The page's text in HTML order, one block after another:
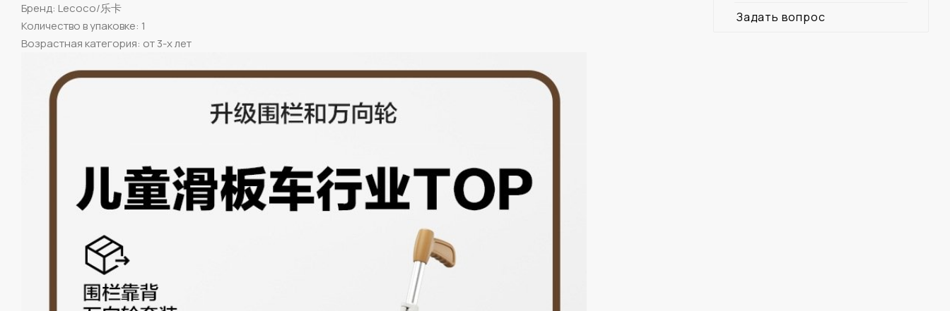
Бренд: Lecoco/乐卡
Количество в упаковке: 1
Возрастная категория: от 3-х лет
Задать вопрос